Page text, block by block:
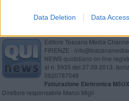
Data Deletion Data Access
Editore Toscana Media
FIRENZE -
NEWS quotidiano on line
al n. 5935 del 27.09.2013.
0620787048
Fatturazione Elettronica
Direttore responsabile Marco Migli